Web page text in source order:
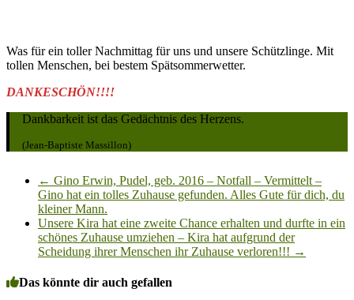
Was für ein toller Nachmittag für uns und unsere Schützlinge. Mit
tollen Menschen, bei bestem Spätsommerwetter.
DANKESCHÖN!!!!
Dankbarkeit ist das Gedächtnis des Herzens.
(Jean-Baptiste Massillon)
← Gino Erwin, Pudel, geb. 2016 – Notfall – Vermittelt –
Gino hat ein tolles Zuhause gefunden. Alles Gute für dich, du
kleiner Mann.
Unsere Kira hat eine zweite Chance erhalten und durfte in ein
schönes Zuhause umziehen – Kira hat aufgrund der
Scheidung ihrer Menschen ihr Zuhause verloren!!! →
Das könnte dir auch gefallen